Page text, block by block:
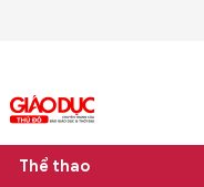
Thể thao